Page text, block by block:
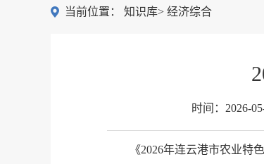
当前位置： 知识库> 经济综合
时间： 2026-
《2026年连云港市农业特